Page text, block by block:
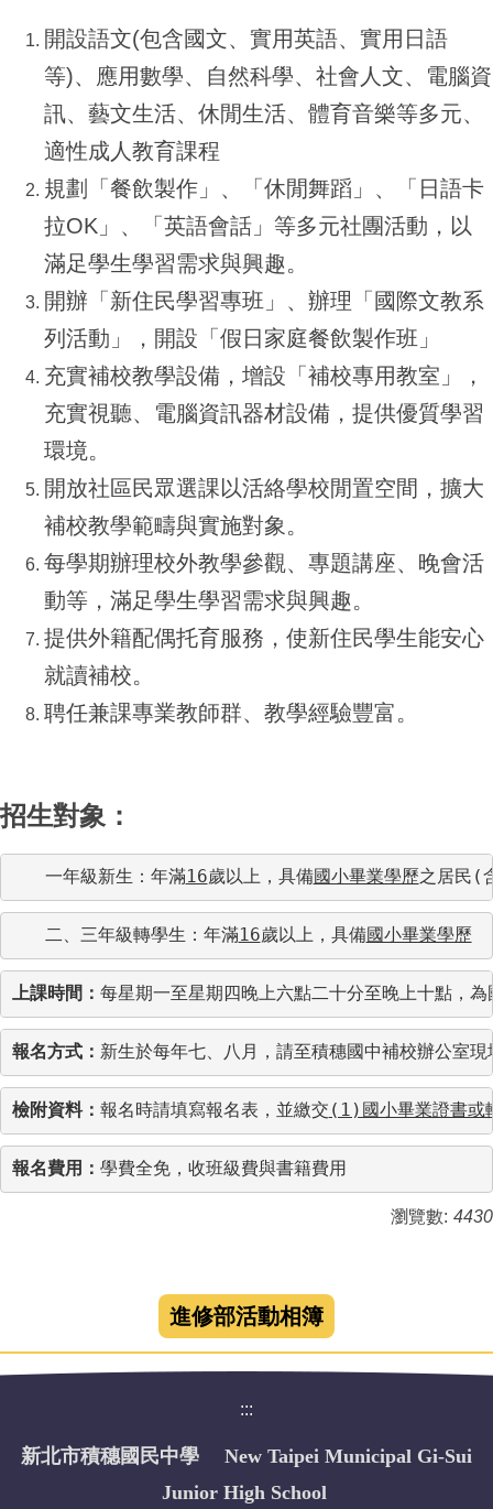
開設語文(包含國文、實用英語、實用日語
等)、應用數學、自然科學、社會人文、電腦資
訊、藝文生活、休閒生活、體育音樂等多元、
適性成人教育課程
規劃「餐飲製作」、「休閒舞蹈」、「日語卡
拉OK」、「英語會話」等多元社團活動，以
滿足學生學習需求與興趣。
開辦「新住民學習專班」、辦理「國際文教系
列活動」，開設「假日家庭餐飲製作班」
充實補校教學設備，增設「補校專用教室」，
充實視聽、電腦資訊器材設備，提供優質學習
環境。
開放社區民眾選課以活絡學校閒置空間，擴大
補校教學範疇與實施對象。
每學期辦理校外教學參觀、專題講座、晚會活
動等，滿足學生學習需求與興趣。
提供外籍配偶托育服務，使新住民學生能安心
就讀補校。
聘任兼課專業教師群、教學經驗豐富。
招生對象：
   一年級新生：年滿
16歲以上，具備國小畢業學歷之居民(
   二、三年級轉學生：年滿
16歲以上，具備國小畢業學歷
上課時間： 每星期一至星期四晚上六點二十分至晚上十點，
報名方式： 新生於每年七、八月，請至積穗國中補校辦公室現
檢附資料： 報名時請填寫報名表，並繳交 (1)國小畢業證書或
報名費用： 學費全免，收班級費與書籍費用
瀏覽數: 4430
進修部活動相簿
:::
新北市積穗國民中學 New Taipei Municipal Gi-Sui
Junior High School